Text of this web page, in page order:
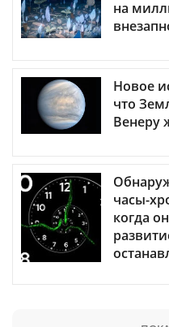
на
Новое
что
Венеру
часы-
когда